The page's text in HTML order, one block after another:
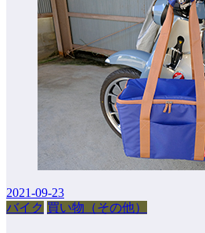
2021-09-23
バイク 買い物（その他）